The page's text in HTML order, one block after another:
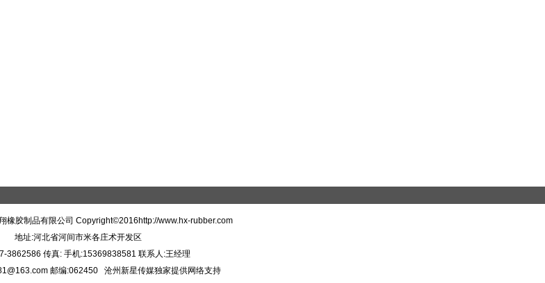
橡胶制品有限公司 Copyright©2016http://www.hx-rubber.com
地址:河北省河间市米各庄术开发区
3862586 传真:手机:15369838581 联系人:王经理
邮编:062450 沧州新星传媒独家提供网络支持